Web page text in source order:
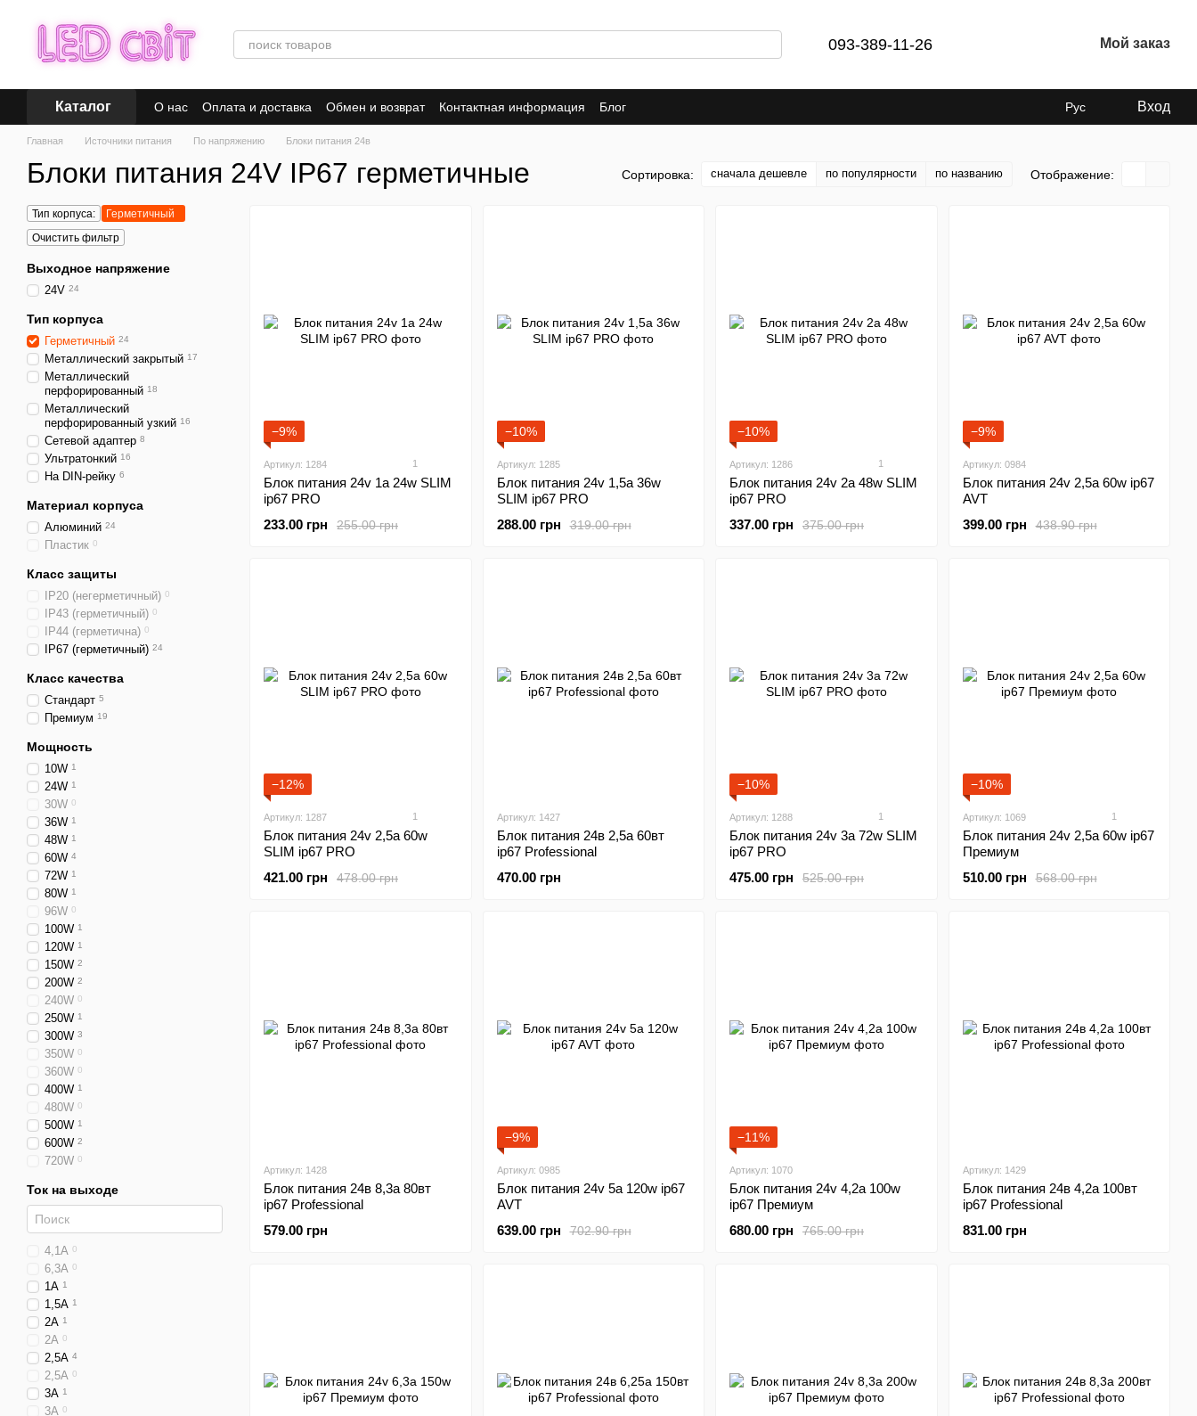
093-389-11-26 Мой заказ
Каталог О нас Оплата и доставка Обмен и возврат Контактная информация Блог Рус Вход
Главная Источники питания По напряжению Блоки питания 24в
Блоки питания 24V IP67 герметичные Сортировка: сначала дешевле по популярности по названию Отображение:
−9%
Артикул: 1284 1
Блок питания 24v 1а 24w SLIM
ip67 PRO
255.00 грн
233.00 грн
−10%
Артикул: 1285
Блок питания 24v 1,5а 36w
SLIM ip67 PRO
319.00 грн
288.00 грн
−10%
Артикул: 1286 1
Блок питания 24v 2а 48w SLIM
ip67 PRO
375.00 грн
337.00 грн
−9%
Артикул: 0984
Блок питания 24v 2,5а 60w ip67
AVT
438.90 грн
399.00 грн
−12%
Артикул: 1287 1
Блок питания 24v 2,5а 60w
SLIM ip67 PRO
478.00 грн
421.00 грн
Артикул: 1427
Блок питания 24в 2,5а 60вт
ip67 Professional
470.00 грн
−10%
Артикул: 1288 1
Блок питания 24v 3а 72w SLIM
ip67 PRO
525.00 грн
475.00 грн
−10%
Артикул: 1069 1
Блок питания 24v 2,5а 60w ip67
Премиум
568.00 грн
510.00 грн
Артикул: 1428
Блок питания 24в 8,3а 80вт
ip67 Professional
579.00 грн
−9%
Артикул: 0985
Блок питания 24v 5а 120w ip67
AVT
702.90 грн
639.00 грн
−11%
Артикул: 1070
Блок питания 24v 4,2а 100w
ip67 Премиум
765.00 грн
680.00 грн
Артикул: 1429
Блок питания 24в 4,2а 100вт
ip67 Professional
831.00 грн
Тип корпуса:
Герметичный
Очистить фильтр
Выходное напряжение
24V 24
Тип корпуса
Герметичный 24
Металлический закрытый 17
Металлический
перфорированный 18
Металлический
перфорированный узкий 16
Сетевой адаптер 8
Ультратонкий 16
На DIN-рейку 6
Материал корпуса
Алюминий 24
Пластик 0
Класс защиты
IP20 (негерметичный) 0
IP43 (герметичный) 0
ІР44 (герметична) 0
IP67 (герметичный) 24
Класс качества
Стандарт 5
Премиум 19
Мощность
10W 1
24W 1
30W 0
36W 1
48W 1
60W 4
72W 1
80W 1
96W 0
100W 1
120W 1
150W 2
200W 2
240W 0
250W 1
300W 3
350W 0
360W 0
400W 1
480W 0
500W 1
600W 2
720W 0
Ток на выходе
4,1А 0
6,3А 0
1А 1
1,5A 1
2A 1
2А 0
2,5A 4
2,5А 0
3A 1
3А 0